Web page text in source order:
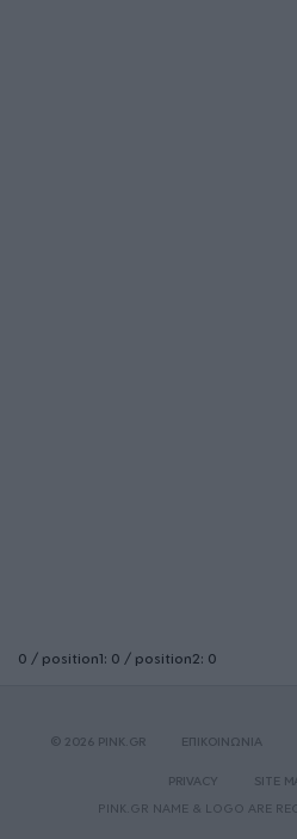
0 / position1: 0 / position2: 0
© 2026 PINK.GR ΕΠΙΚΟΙΝΩΝΙΑ
PRIVACY SITE
PINK.GR NAME & LOGO ARE